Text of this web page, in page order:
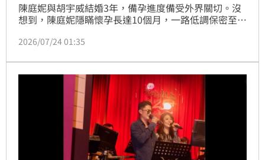
陳庭妮與胡宇威結婚3年，備孕進度備受外界關切。沒
想到，陳庭妮隱瞞懷孕長達10個月，一路低調保密至
平台分享手捧女兒腳丫的照片，感性表示：「用10個月
寶健康帶來這個世界。」
2026/07/24 01:35